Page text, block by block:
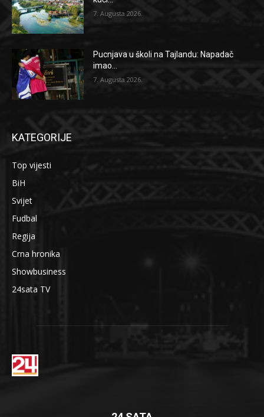
7. Augusta 2026.
Pucnjava u školi na Tajlandu: Napadač
imao...
7. Augusta 2026.
KATEGORIJE
Top vijesti
BiH
Svijet
Fudbal
Regija
Crna hronika
Showbusiness
24sata TV